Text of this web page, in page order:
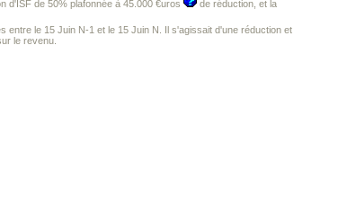
d'ISF de 50% plafonnée à 45.000 €uros
de réduction, et la
le 15 Juin N-1 et le 15 Juin N. Il s'agissait d'une réduction et
le revenu.